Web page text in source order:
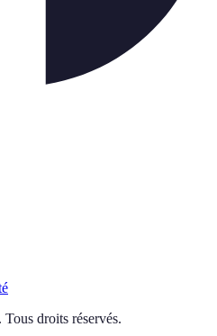
. Tous droits réservés.